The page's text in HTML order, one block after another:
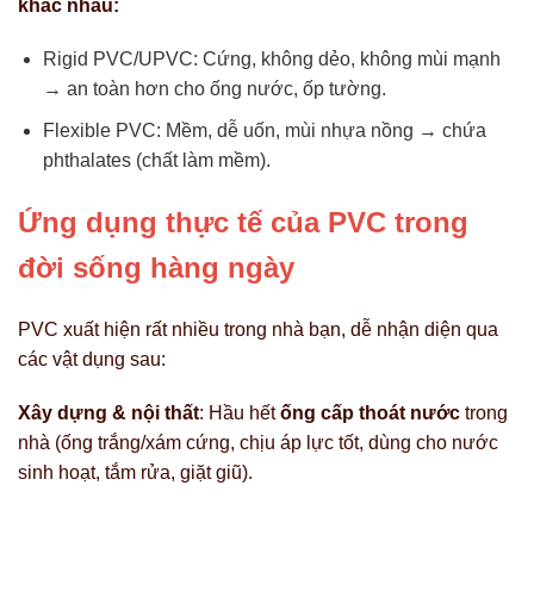
khác nhau:
Rigid PVC/UPVC: Cứng, không dẻo, không mùi mạnh
→ an toàn hơn cho ống nước, ốp tường.
Flexible PVC: Mềm, dễ uốn, mùi nhựa nồng → chứa
phthalates (chất làm mềm).
Ứng dụng thực tế của PVC trong
đời sống hàng ngày
PVC xuất hiện rất nhiều trong nhà bạn, dễ nhận diện qua
các vật dụng sau:
Xây dựng & nội thất: Hầu hếtống cấp thoát nước trong
nhà (ống trắng/xám cứng, chịu áp lực tốt, dùng cho nước
sinh hoạt, tắm rửa, giặt giũ).